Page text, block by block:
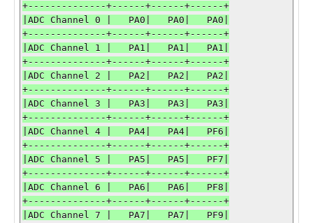
+--------------+------+------+------+
|ADC Channel 0 |   PA0|   PA0|   PA0|
+--------------+------+------+------+
|ADC Channel 1 |   PA1|   PA1|   PA1|
+--------------+------+------+------+
|ADC Channel 2 |   PA2|   PA2|   PA2|
+--------------+------+------+------+
|ADC Channel 3 |   PA3|   PA3|   PA3|
+--------------+------+------+------+
|ADC Channel 4 |   PA4|   PA4|   PF6|
+--------------+------+------+------+
|ADC Channel 5 |   PA5|   PA5|   PF7|
+--------------+------+------+------+
|ADC Channel 6 |   PA6|   PA6|   PF8|
+--------------+------+------+------+
|ADC Channel 7 |   PA7|   PA7|   PF9|